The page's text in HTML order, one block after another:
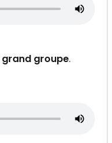
grand groupe.